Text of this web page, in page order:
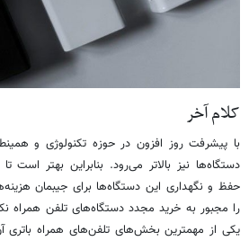
کلام آخر
با پیشرفت روز افزون در حوزه تکنولوژی و
دستگاه‌ها نیز بالاتر می‌رود. بنابراین بهتر
حفظ و نگهداری این دستگاه‌ها برای جیبمان
را مجبور به خرید مجدد دستگاه‌های تلفن همراه
یکی از مهمترین بخش‌های تلفن‌های همراه باتری